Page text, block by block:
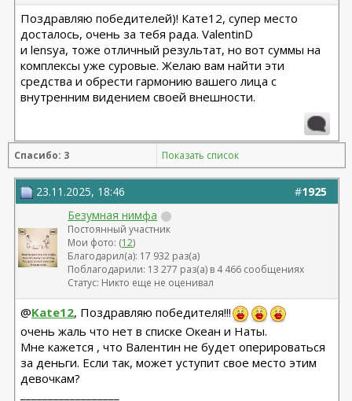
Поздравляю победителей)! Кате12, супер место
досталось, очень за тебя рада. ValentinD
и lensya, тоже отличный результат, но вот суммы на
комплексы уже суровые. Желаю вам найти эти
средства и обрести гармонию вашего лица с
внутренним видением своей внешности.
Спасибо: 3 Показать список
#1925
23.11.2025, 18:46
Безумная нимфа
Постоянный участник
Мои фото: (12)
Благодарил(а): 17 932 раз(а)
Поблагодарили: 13 277 раз(а) в 4 466 сообщениях
Статус: Никто еще не оценивал
@Kate12, Поздравляю победителя!!!
очень жаль что нет в списке Океан и Наты.
Мне кажется , что Валентин не будет оперироваться
за деньги. Если так, может уступит свое место этим
девочкам?